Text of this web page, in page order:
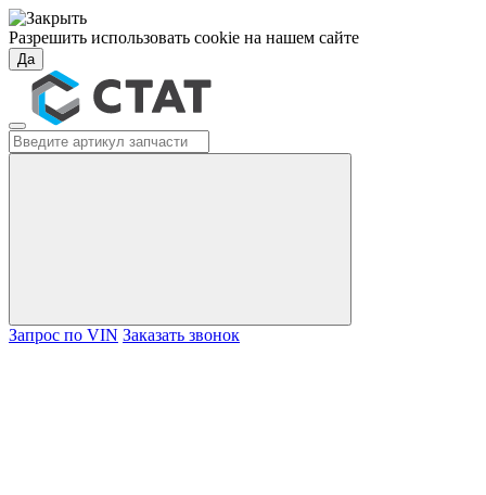
Разрешить использовать cookie на нашем сайте
Да
Запрос по VIN Заказать звонок